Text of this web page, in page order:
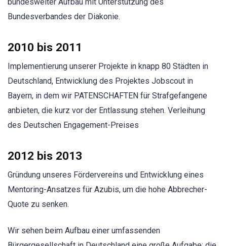
Bundesverbandes der Diakonie.
2010 bis 2011
Implementierung unserer Projekte in knapp 80 Städten in
Deutschland, Entwicklung des Projektes Jobscout in
Bayern, in dem wir PATENSCHAFTEN für Strafgefangene
anbieten, die kurz vor der Entlassung stehen. Verleihung
des Deutschen Engagement-Preises
2012 bis 2013
Gründung unseres Fördervereins und Entwicklung eines
Mentoring-Ansatzes für Azubis, um die hohe Abbrecher-
Quote zu senken.
Wir sehen beim Aufbau einer umfassenden